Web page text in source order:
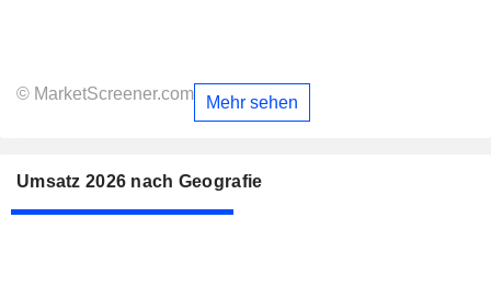
© MarketScreener.com Mehr sehen
Umsatz 2026 nach Geografie